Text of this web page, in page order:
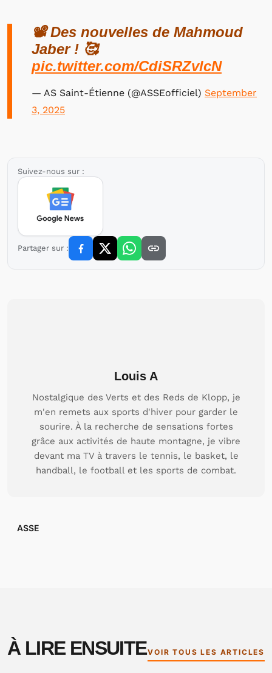
📽️ Des nouvelles de Mahmoud
Jaber ! 🥰
pic.twitter.com/CdiSRZvlcN
— AS Saint-Étienne (@ASSEofficiel) September
3, 2025
Suivez-nous sur :
Partager sur :
Louis A
Nostalgique des Verts et des Reds de Klopp, je
m'en remets aux sports d'hiver pour garder le
sourire. À la recherche de sensations fortes
grâce aux activités de haute montagne, je vibre
devant ma TV à travers le tennis, le basket, le
handball, le football et les sports de combat.
ASSE
À LIRE ENSUITEVOIR TOUS LES ARTICLES